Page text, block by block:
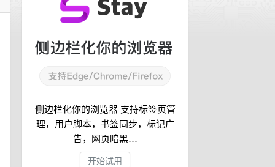
侧边栏化你的浏览器 支持标签页管
理，用户脚本，书签同步，标记广
告，网页暗黑…
开始试用